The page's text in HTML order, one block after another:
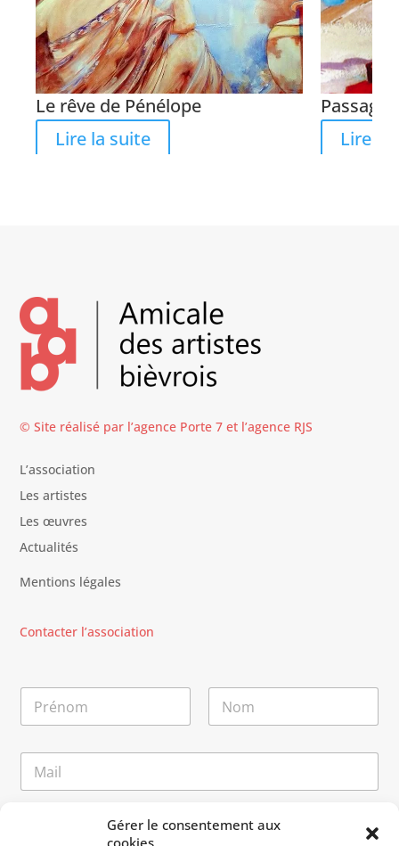
Gérer le consentement aux
cookies
Le rêve de Pénélope
Lire la suite
Passage
Lire la
© Site réalisé par l’agence Porte 7 et l’agence RJS
L’association
Les artistes
Les œuvres
Actualités
Mentions légales
Contacter l’association
N
m
E
m